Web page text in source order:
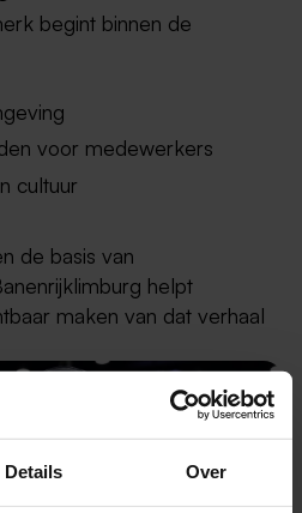
Details Over
begint binnen de
voor medewerkers
cultuur
de basis van
helpt
maken van dat verhaal